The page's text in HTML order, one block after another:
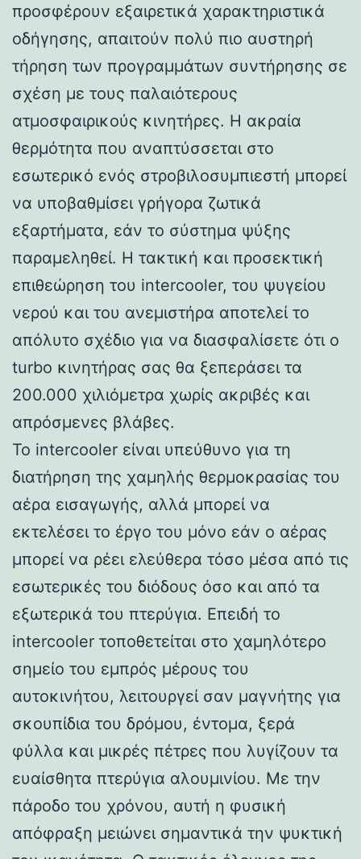
προσφέρουν εξαιρετικά χαρακτηριστικά
οδήγησης, απαιτούν πολύ πιο αυστηρή
τήρηση των προγραμμάτων συντήρησης σε
σχέση με τους παλαιότερους
ατμοσφαιρικούς κινητήρες. Η ακραία
θερμότητα που αναπτύσσεται στο
εσωτερικό ενός στροβιλοσυμπιεστή μπορεί
να υποβαθμίσει γρήγορα ζωτικά
εξαρτήματα, εάν το σύστημα ψύξης
παραμεληθεί. Η τακτική και προσεκτική
επιθεώρηση του intercooler, του ψυγείου
νερού και του ανεμιστήρα αποτελεί το
απόλυτο σχέδιο για να διασφαλίσετε ότι ο
turbo κινητήρας σας θα ξεπεράσει τα
200.000 χιλιόμετρα χωρίς ακριβές και
απρόσμενες βλάβες.
Το intercooler είναι υπεύθυνο για τη
διατήρηση της χαμηλής θερμοκρασίας του
αέρα εισαγωγής, αλλά μπορεί να
εκτελέσει το έργο του μόνο εάν ο αέρας
μπορεί να ρέει ελεύθερα τόσο μέσα από τις
εσωτερικές του διόδους όσο και από τα
εξωτερικά του πτερύγια. Επειδή το
intercooler τοποθετείται στο χαμηλότερο
σημείο του εμπρός μέρους του
αυτοκινήτου, λειτουργεί σαν μαγνήτης για
σκουπίδια του δρόμου, έντομα, ξερά
φύλλα και μικρές πέτρες που λυγίζουν τα
ευαίσθητα πτερύγια αλουμινίου. Με την
πάροδο του χρόνου, αυτή η φυσική
απόφραξη μειώνει σημαντικά την ψυκτική